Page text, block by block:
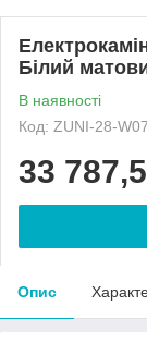
Білий
В наявності
Код: ZUNI-28-W07
33
Опис